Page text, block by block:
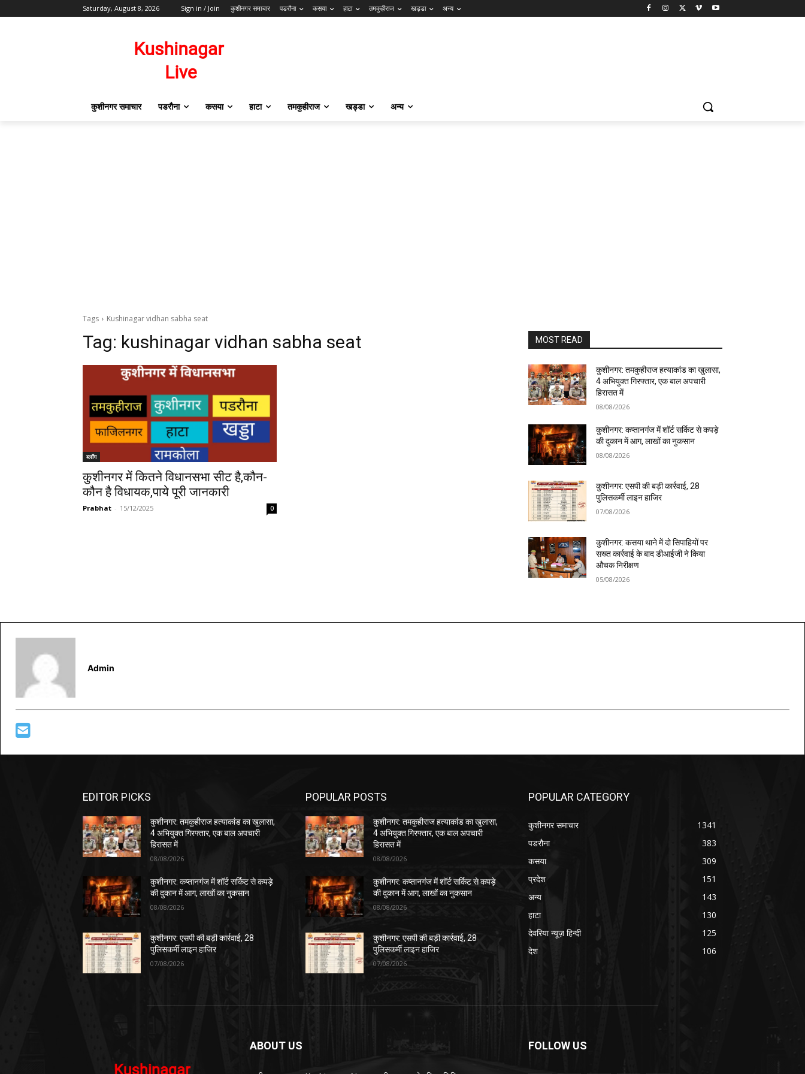
Saturday, August 8, 2026 Sign in / Join कुशीनगर समाचार पडरौना कसया हाटा तमकुहीराज खड्डा अन्य
कुशीनगर समाचार पडरौना कसया हाटा तमकुहीराज खड्डा अन्य
Tags Kushinagar vidhan sabha seat
Tag: kushinagar vidhan sabha seat
ब्लॉग
कुशीनगर में कितने विधानसभा सीट है,कौन-
कौन है विधायक,पाये पूरी जानकारी
Prabhat - 15/12/2025 0
MOST READ
कुशीनगर: तमकुहीराज हत्याकांड का खुलासा,
4 अभियुक्त गिरफ्तार, एक बाल अपचारी
हिरासत में
08/08/2026
कुशीनगर: कप्तानगंज में शॉर्ट सर्किट से कपड़े
की दुकान में आग, लाखों का नुकसान
08/08/2026
कुशीनगर: एसपी की बड़ी कार्रवाई, 28
पुलिसकर्मी लाइन हाजिर
07/08/2026
कुशीनगर: कसया थाने में दो सिपाहियों पर
सख्त कार्रवाई के बाद डीआईजी ने किया
औचक निरीक्षण
05/08/2026
Admin
EDITOR PICKS
कुशीनगर: तमकुहीराज हत्याकांड का खुलासा,
4 अभियुक्त गिरफ्तार, एक बाल अपचारी
हिरासत में
08/08/2026
कुशीनगर: कप्तानगंज में शॉर्ट सर्किट से कपड़े
की दुकान में आग, लाखों का नुकसान
08/08/2026
कुशीनगर: एसपी की बड़ी कार्रवाई, 28
पुलिसकर्मी लाइन हाजिर
07/08/2026
POPULAR POSTS
कुशीनगर: तमकुहीराज हत्याकांड का खुलासा,
4 अभियुक्त गिरफ्तार, एक बाल अपचारी
हिरासत में
08/08/2026
कुशीनगर: कप्तानगंज में शॉर्ट सर्किट से कपड़े
की दुकान में आग, लाखों का नुकसान
08/08/2026
कुशीनगर: एसपी की बड़ी कार्रवाई, 28
पुलिसकर्मी लाइन हाजिर
07/08/2026
POPULAR CATEGORY
कुशीनगर समाचार
1341
पडरौना
383
कसया
309
प्रदेश
151
अन्य
143
हाटा
130
देवरिया न्यूज़ हिन्दी
125
देश
106
ABOUT US FOLLOW US